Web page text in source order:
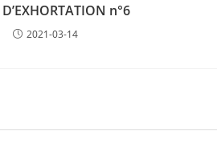
D’EXHORTATION n°6
2021-03-14